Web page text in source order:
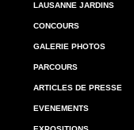
LAUSANNE JARDINS
CONCOURS
GALERIE PHOTOS
PARCOURS
ARTICLES DE PRESSE
EVENEMENTS